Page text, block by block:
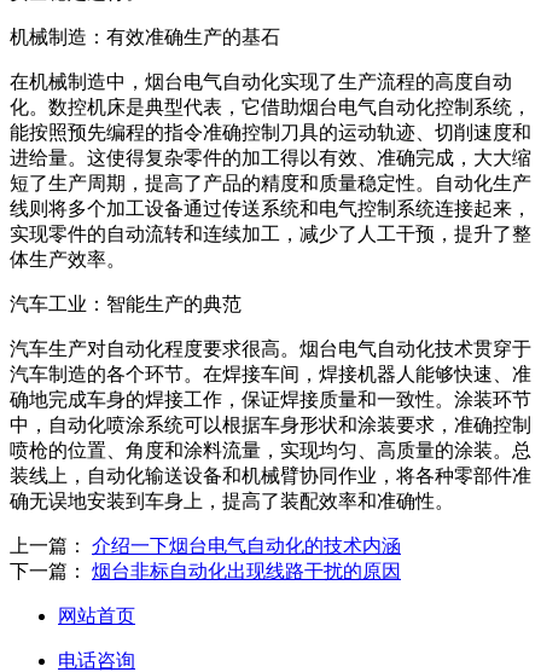
机械制造：有效准确生产的基石
在机械制造中，烟台电气自动化实现了生产流程的高度自动
化。数控机床是典型代表，它借助烟台电气自动化控制系统，
能按照预先编程的指令准确控制刀具的运动轨迹、切削速度和
进给量。这使得复杂零件的加工得以有效、准确完成，大大缩
短了生产周期，提高了产品的精度和质量稳定性。自动化生产
线则将多个加工设备通过传送系统和电气控制系统连接起来，
实现零件的自动流转和连续加工，减少了人工干预，提升了整
体生产效率。
汽车工业：智能生产的典范
汽车生产对自动化程度要求很高。烟台电气自动化技术贯穿于
汽车制造的各个环节。在焊接车间，焊接机器人能够快速、准
确地完成车身的焊接工作，保证焊接质量和一致性。涂装环节
中，自动化喷涂系统可以根据车身形状和涂装要求，准确控制
喷枪的位置、角度和涂料流量，实现均匀、高质量的涂装。总
装线上，自动化输送设备和机械臂协同作业，将各种零部件准
确无误地安装到车身上，提高了装配效率和准确性。
上一篇： 介绍一下烟台电气自动化的技术内涵
下一篇： 烟台非标自动化出现线路干扰的原因
网站首页
电话咨询